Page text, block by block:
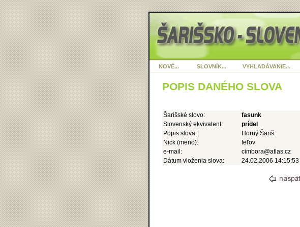
NOVÉ... SLOVNÍK... VYHĽADÁVANIE...
POPIS DANÉHO SLOVA
Šarišské slovo:
fasunk
Slovenský ekvivalent:
prídel
Popis slova:
Horný Šariš
Nick (meno):
teľov
e-mail:
cimbora@atlas.cz
Dátum vloženia slova:
24.02.2006 14:15:53